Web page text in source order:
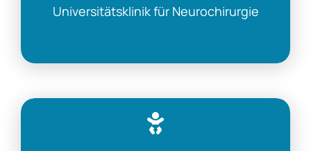
Universitätsklinik für Neurochirurgie